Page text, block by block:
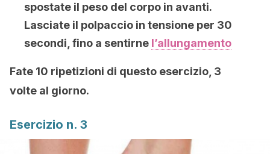
spostate il peso del corpo in avanti.
Lasciate il polpaccio in tensione per 30
secondi, fino a sentirne l’allungamento
Fate 10 ripetizioni di questo esercizio, 3
volte al giorno.
Esercizio n. 3